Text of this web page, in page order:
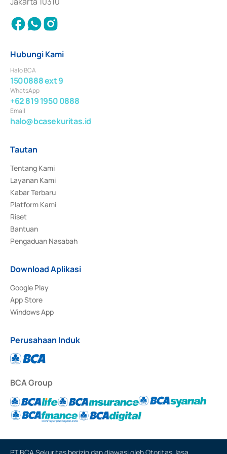
Hubungi Kami
Halo BCA
1500888 ext 9
WhatsApp
+62 819 1950 0888
Email
halo@bcasekuritas.id
Tautan
Tentang Kami
Layanan Kami
Kabar Terbaru
Platform Kami
Riset
Bantuan
Pengaduan Nasabah
Download Aplikasi
Google Play
App Store
Windows App
Perusahaan Induk
BCA Group